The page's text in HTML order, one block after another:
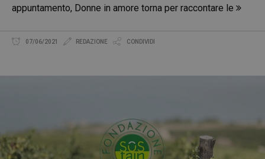
appuntamento, Donne in amore torna per raccontare le
07/06/2021 REDAZIONE CONDIVIDI